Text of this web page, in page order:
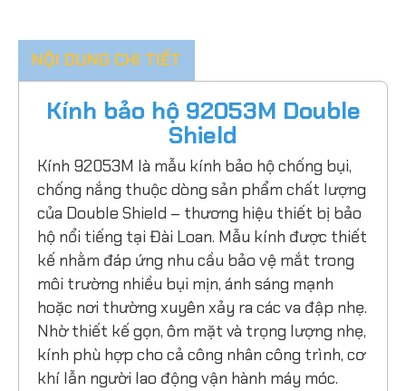
NỘI DUNG CHI TIẾT
Kính bảo hộ 92053M Double
Shield
Kính 92053M là mẫu kính bảo hộ chống bụi,
chống nắng thuộc dòng sản phẩm chất lượng
của Double Shield – thương hiệu thiết bị bảo
hộ nổi tiếng tại Đài Loan. Mẫu kính được thiết
kế nhằm đáp ứng nhu cầu bảo vệ mắt trong
môi trường nhiều bụi mịn, ánh sáng mạnh
hoặc nơi thường xuyên xảy ra các va đập nhẹ.
Nhờ thiết kế gọn, ôm mặt và trọng lượng nhẹ,
kính phù hợp cho cả công nhân công trình, cơ
khí lẫn người lao động vận hành máy móc.